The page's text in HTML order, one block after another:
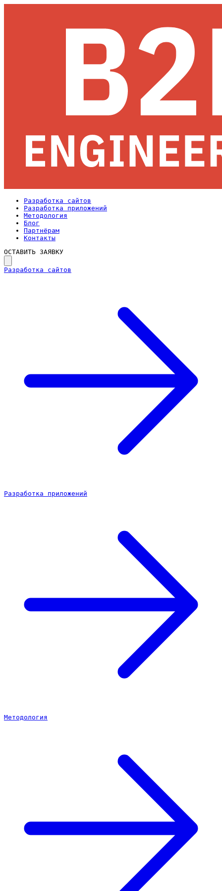
Разработка сайтов
Разработка приложений
Методология
Блог
Партнёрам
Контакты
ОСТАВИТЬ ЗАЯВКУ
Разработка сайтов
Разработка приложений
Методология